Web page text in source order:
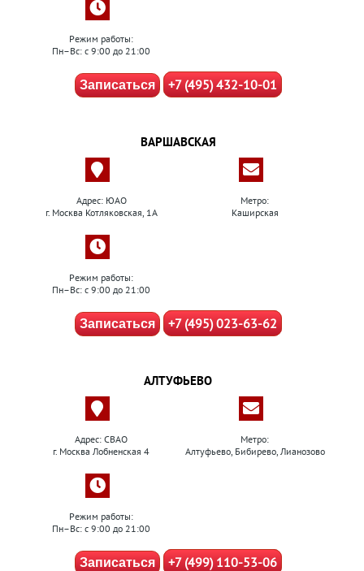
Режим работы:
Пн–Вс: с 9:00 до 21:00
Записаться +7 (495) 432-10-01
ВАРШАВСКАЯ
Адрес: ЮАО
г. Москва Котляковская, 1А
Метро:
Каширская
Режим работы:
Пн–Вс: с 9:00 до 21:00
Записаться +7 (495) 023-63-62
АЛТУФЬЕВО
Адрес: СВАО
г. Москва Лобненская 4
Метро:
Алтуфьево, Бибирево, Лианозово
Режим работы:
Пн–Вс: с 9:00 до 21:00
Записаться +7 (499) 110-53-06